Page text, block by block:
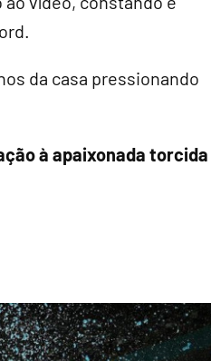
da casa pressionando
à apaixonada torcida